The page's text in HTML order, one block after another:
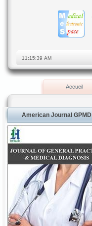
Accueil
American Journal GPMD